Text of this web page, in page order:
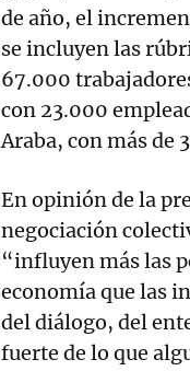
de año, el
se incluyen las
67.000
con 23.000
Araba, con más de
En opinión de la
negociación
“influyen más las
economía que las
del diálogo, del
fuerte de lo que